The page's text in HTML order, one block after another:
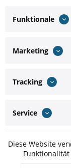
* Alle Preise inkl.
Funktionale
Marketing
Tracking
Service
Diese Website